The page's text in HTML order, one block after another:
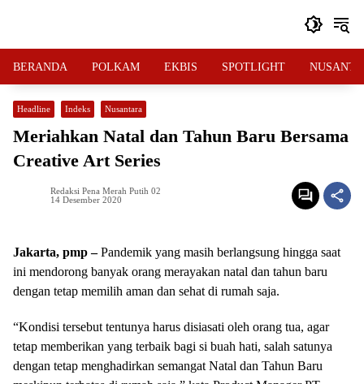
BERANDA POLKAM EKBIS SPOTLIGHT
Headline Indeks Nusantara
Meriahkan Natal dan Tahun Baru Bersama
Creative Art Series
Redaksi Pena Merah Putih 02
14 Desember 2020
Jakarta, pmp –Pandemik yang masih berlangsung hingga saat
ini mendorong banyak orang merayakan natal dan tahun baru
dengan tetap memilih aman dan sehat di rumah saja.
“Kondisi tersebut tentunya harus disiasati oleh orang tua, agar
tetap memberikan yang terbaik bagi si buah hati, salah satunya
dengan tetap menghadirkan semangat Natal dan Tahun Baru